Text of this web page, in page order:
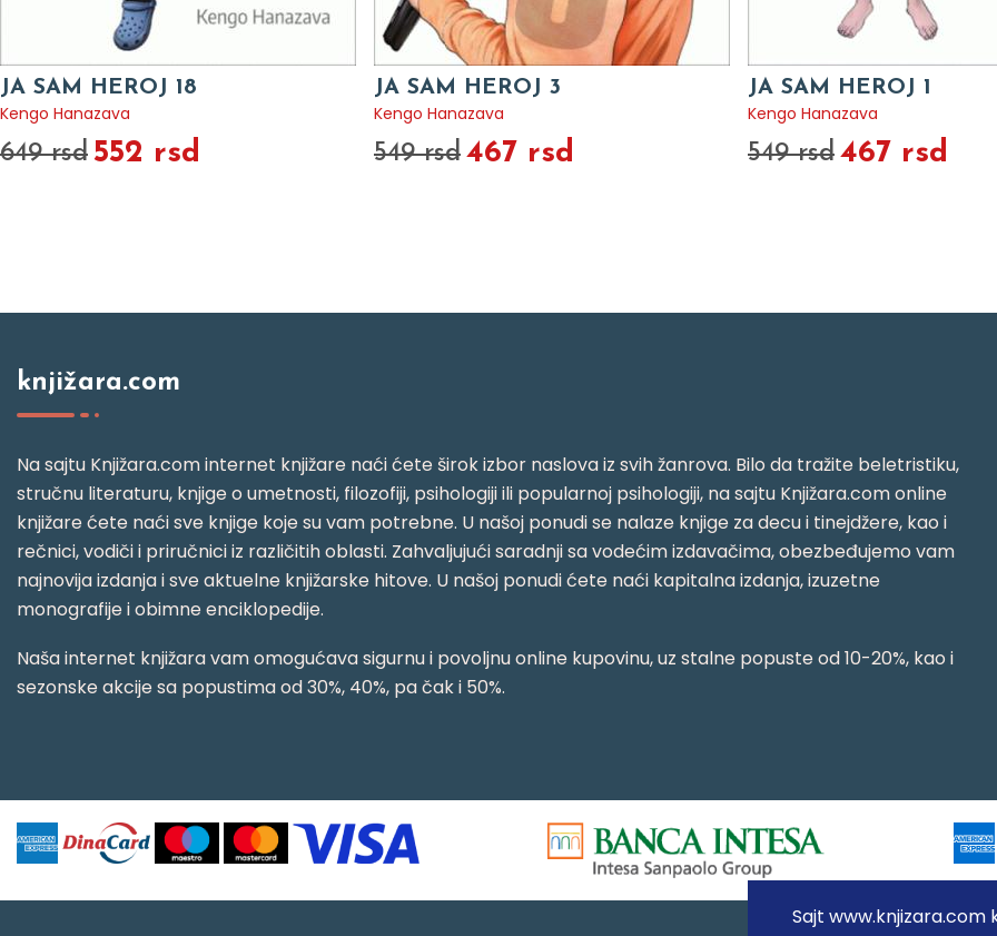
Sajt www.knjizara.com
JA SAM HEROJ 18
Kengo Hanazava
649 rsd 552 rsd
JA SAM HEROJ 3
Kengo Hanazava
549 rsd 467 rsd
JA SAM HEROJ 1
Kengo Hanazava
549 rsd 467 rsd
knjižara.com
Na sajtu Knjižara.com internet knjižare naći ćete širok izbor naslova iz svih žanrova. Bilo da tražite beletristiku,
stručnu literaturu, knjige o umetnosti, filozofiji, psihologiji ili popularnoj psihologiji, na sajtu Knjižara.com online
knjižare ćete naći sve knjige koje su vam potrebne. U našoj ponudi se nalaze knjige za decu i tinejdžere, kao i
rečnici, vodiči i priručnici iz različitih oblasti. Zahvaljujući saradnji sa vodećim izdavačima, obezbeđujemo vam
najnovija izdanja i sve aktuelne knjižarske hitove. U našoj ponudi ćete naći kapitalna izdanja, izuzetne
monografije i obimne enciklopedije.
Naša internet knjižara vam omogućava sigurnu i povoljnu online kupovinu, uz stalne popuste od 10-20%, kao i
sezonske akcije sa popustima od 30%, 40%, pa čak i 50%.